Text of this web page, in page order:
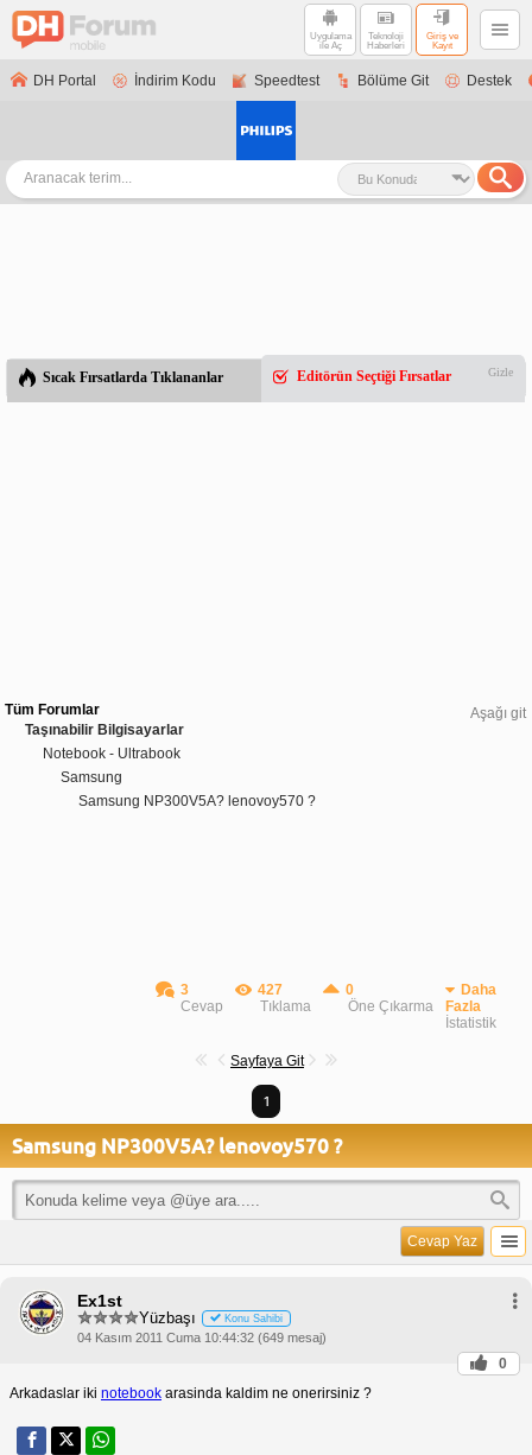
Uygulama
ile Aç
Teknoloji
Haberleri
Giriş ve
Kayıt
DH Portal İndirim Kodu Speedtest Bölüme Git Destek
Sıcak Fırsatlarda Tıklananlar Editörün Seçtiği Fırsatlar Gizle
Aşağı git
Tüm Forumlar
Taşınabilir Bilgisayarlar
Notebook - Ultrabook
Samsung
Samsung NP300V5A? lenovoy570 ?
3
Cevap
427
Tıklama
0
Öne Çıkarma
Daha
Fazla
İstatistik
Sayfaya Git
1
Samsung NP300V5A? lenovoy570 ?
Cevap Yaz
Ex1st
Yüzbaşı Konu Sahibi
04 Kasım 2011 Cuma 10:44:32 (649 mesaj)
0
Arkadaslar iki notebook arasinda kaldim ne onerirsiniz ?